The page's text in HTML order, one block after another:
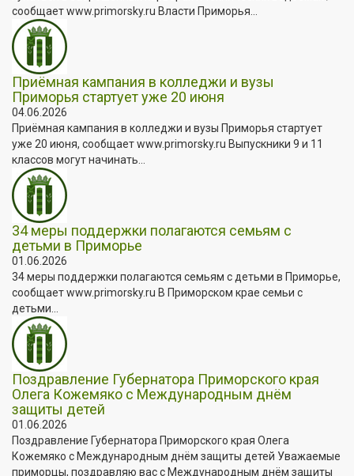
сообщает www.primorsky.ru Власти Приморья...
Приёмная кампания в колледжи и вузы
Приморья стартует уже 20 июня
04.06.2026
Приёмная кампания в колледжи и вузы Приморья стартует
уже 20 июня, сообщает www.primorsky.ru Выпускники 9 и 11
классов могут начинать...
34 меры поддержки полагаются семьям с
детьми в Приморье
01.06.2026
34 меры поддержки полагаются семьям с детьми в Приморье,
сообщает www.primorsky.ru В Приморском крае семьи с
детьми...
Поздравление Губернатора Приморского края
Олега Кожемяко с Международным днём
защиты детей
01.06.2026
Поздравление Губернатора Приморского края Олега
Кожемяко с Международным днём защиты детей Уважаемые
приморцы, поздравляю вас с Международным днём защиты